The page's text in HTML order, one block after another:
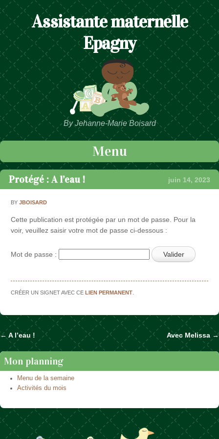
Assistante maternelle
Epagny
By Jehanne-Marie Boisard
Menu
Passer au contenu
Protégé : A l’eau ! juin 14, 2023
BYJBOISARD
Cette publication est protégée par un mot de passe. Pour la
voir, veuillez saisir votre mot de passe ci-dessous :
Mot de passe :
CRÉER UN SIGNET AVEC CELIEN PERMANENT
Naviguer dans les articles
← A l’eau ! Avec Melissa →
Mon planning
Menu de la semaine
Activités du mois